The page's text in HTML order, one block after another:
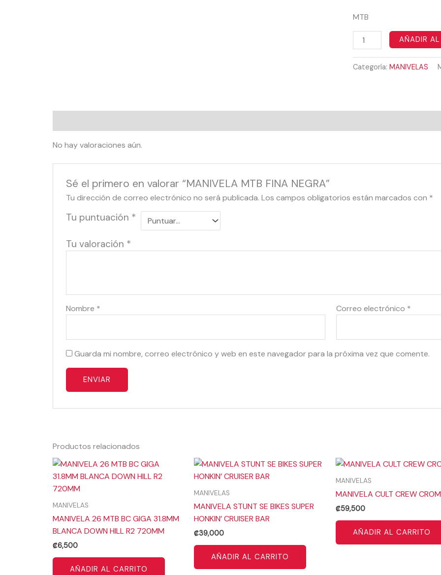
MTB
AÑADIR
Categoría:MANIVELAS
No hay valoraciones aún.
Sé el primero en valorar “MANIVELA MTB FINA NEGRA”
Tu dirección de correo electrónico no será publicada. Los campos obligatorios están marcados con *
Tu puntuación *
Tu valoración *
Nombre * Correo electrónico *
Guarda mi nombre, correo electrónico y web en este navegador para la próxima vez que comente.
Productos relacionados
MANIVELAS
MANIVELA 26 MTB BC GIGA 31.8MM
BLANCA DOWN HILL R2 720MM
₡6,500
AÑADIR AL CARRITO
MANIVELAS
MANIVELA STUNT SE BIKES SUPER
HONKIN’ CRUISER BAR
₡39,000
AÑADIR AL CARRITO
MANIVELAS
MANIVELA CULT CREW
₡59,500
AÑADIR AL CARRITO